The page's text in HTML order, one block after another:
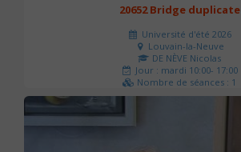
20652 Bridge duplicate
Université d'été 2026
Louvain-la-Neuve
DE NÈVE Nicolas
Jour : mardi 10:00- 17:00
Nombre de séances : 1
50 €